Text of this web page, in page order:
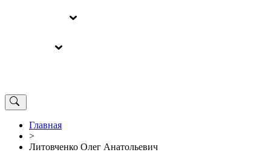
Главная
>
Литовченко Олег Анатольевич